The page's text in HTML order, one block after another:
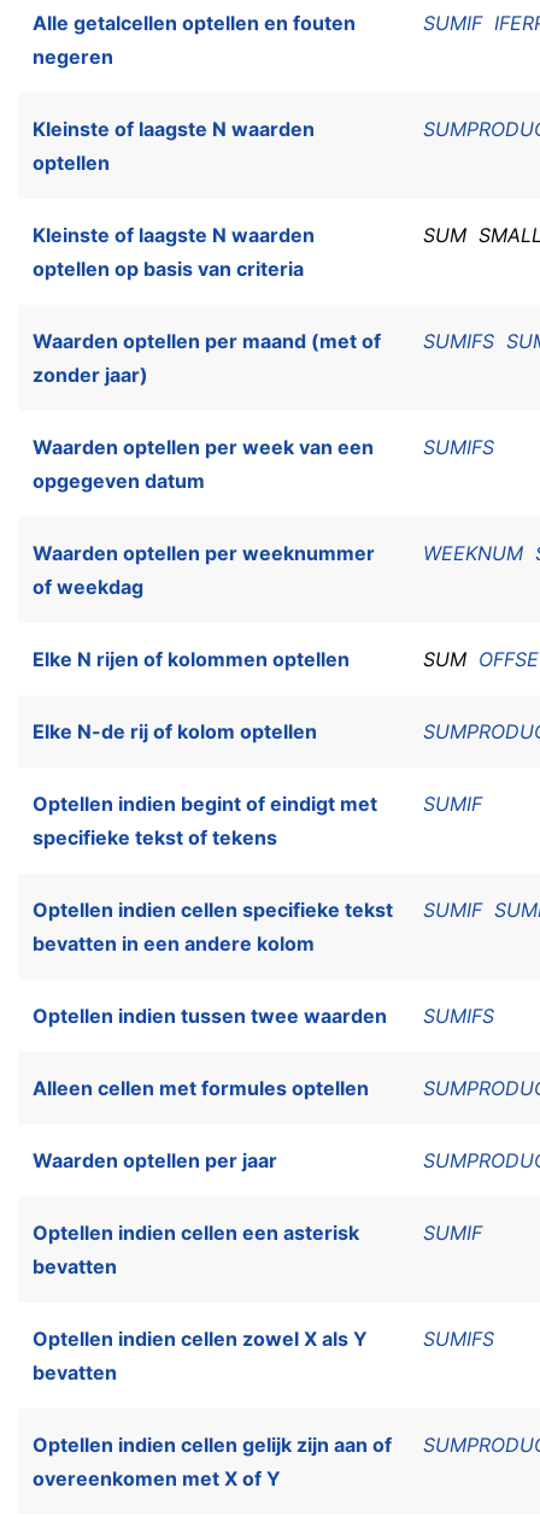
Alle getalcellen optellen en fouten
negeren
SUMIF
Kleinste of laagste N waarden
optellen
Kleinste of laagste N waarden
optellen op basis van criteria
SUM
Waarden optellen per maand (met of
zonder jaar)
SUMIFS
Waarden optellen per week van een
opgegeven datum
SUMIFS
Waarden optellen per weeknummer
of weekdag
WEEKNUM
Elke N rijen of kolommen optellen SUM
Elke N-de rij of kolom optellen
Optellen indien begint of eindigt met
specifieke tekst of tekens
SUMIF
Optellen indien cellen specifieke tekst
bevatten in een andere kolom
SUMIF
Optellen indien tussen twee waarden SUMIFS
Alleen cellen met formules optellen
Waarden optellen per jaar
Optellen indien cellen een asterisk
bevatten
SUMIF
Optellen indien cellen zowel X als Y
bevatten
SUMIFS
Optellen indien cellen gelijk zijn aan of
overeenkomen met X of Y